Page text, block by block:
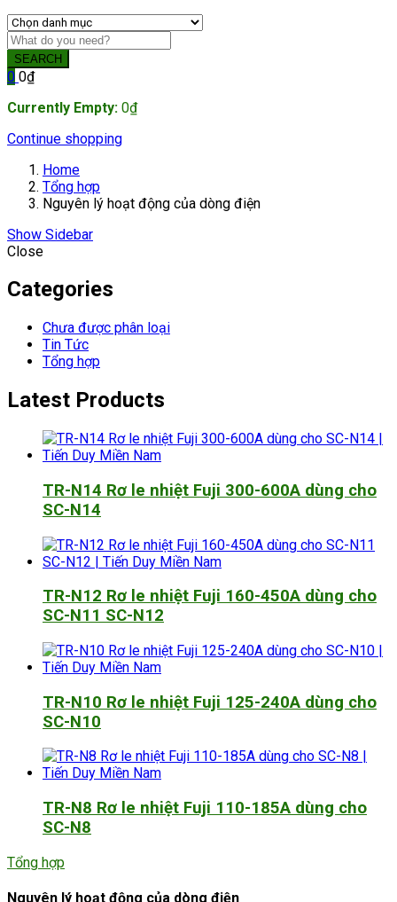
SEARCH
0 0₫
Currently Empty: 0₫
Continue shopping
Home
Tổng hợp
Nguyên lý hoạt động của dòng điện
Show Sidebar
Close
Categories
Chưa được phân loại
Tin Tức
Tổng hợp
Latest Products
TR-N14 Rơ le nhiệt Fuji 300-600A dùng cho
SC-N14
TR-N12 Rơ le nhiệt Fuji 160-450A dùng cho
SC-N11 SC-N12
TR-N10 Rơ le nhiệt Fuji 125-240A dùng cho
SC-N10
TR-N8 Rơ le nhiệt Fuji 110-185A dùng cho
SC-N8
Tổng hợp
Nguyên lý hoạt động của dòng điện